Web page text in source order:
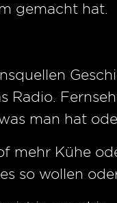
gemacht hat.
man hat
Kühe
so wollen